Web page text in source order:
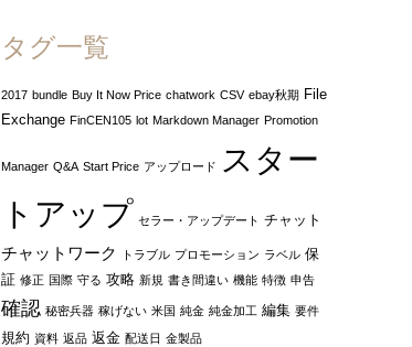
タグ一覧
2017 bundle Buy It Now Price chatwork CSV ebay秋期 File
Exchange FinCEN105 lot Markdown Manager Promotion
Manager Q&A Start Price アップロード
スター
トアップ セラー・アップデート チャット
チャットワーク トラブル プロモーション ラベル 保
証 修正 国際 守る 攻略 新規 書き間違い 機能 特徴 申告
確認 秘密兵器 稼げない 米国 純金 純金加工 編集 要件
規約 資料 返品 返金 配送日 金製品